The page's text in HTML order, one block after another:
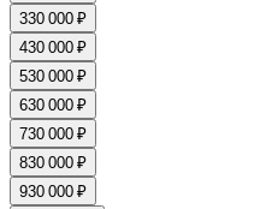
330 000 ₽
430 000 ₽
530 000 ₽
630 000 ₽
730 000 ₽
830 000 ₽
930 000 ₽